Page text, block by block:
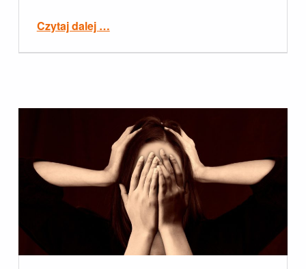
Czytaj dalej …